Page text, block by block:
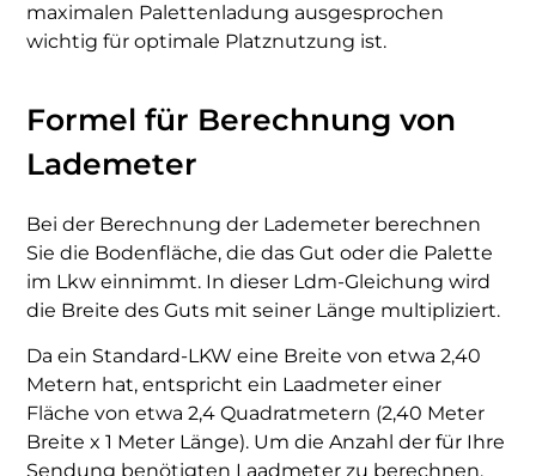
maximalen Palettenladung ausgesprochen
wichtig für optimale Platznutzung ist.
Formel für Berechnung von
Lademeter
Bei der Berechnung der Lademeter berechnen
Sie die Bodenfläche, die das Gut oder die Palette
im Lkw einnimmt. In dieser Ldm-Gleichung wird
die Breite des Guts mit seiner Länge multipliziert.
Da ein Standard-LKW eine Breite von etwa 2,40
Metern hat, entspricht ein Laadmeter einer
Fläche von etwa 2,4 Quadratmetern (2,40 Meter
Breite x 1 Meter Länge). Um die Anzahl der für Ihre
Sendung benötigten Laadmeter zu berechnen,